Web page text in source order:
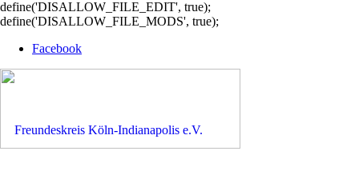
define('DISALLOW_FILE_EDIT', true);
define('DISALLOW_FILE_MODS', true);
Facebook